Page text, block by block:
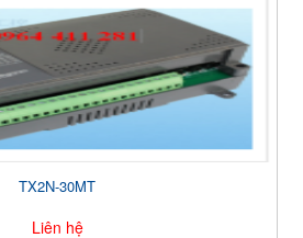
TX2N-30MT
Liên hệ